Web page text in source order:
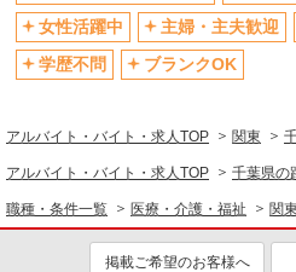
テ
制服貸与
研
資格取得支援制度あり
医療・介護
介護職・ヘルパー
同じ特徴から求人を探す
女性活躍中
主婦・主夫歓迎
学歴不問
ブランクOK
アルバイト・バイト・求人TOP 関東
アルバイト・バイト・求人TOP 千葉県の
職種・条件一覧 医療・介護・福祉 関東
掲載ご希望のお客様へ